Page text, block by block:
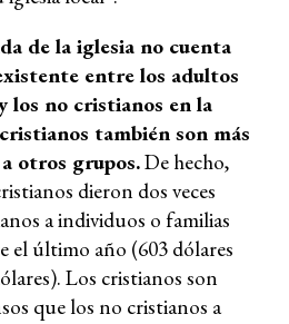
de la iglesia no cuenta
entre los adultos
los no cristianos en la
también son más
otros grupos.De hecho,
dieron dos veces
a individuos o familias
el último año (603 dólares
Los cristianos son
que los no cristianos a